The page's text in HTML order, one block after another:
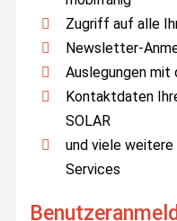
Zugriff auf alle
Newsletter-
Auslegungen mit
Kontaktdaten
SOLAR
und viele
Services